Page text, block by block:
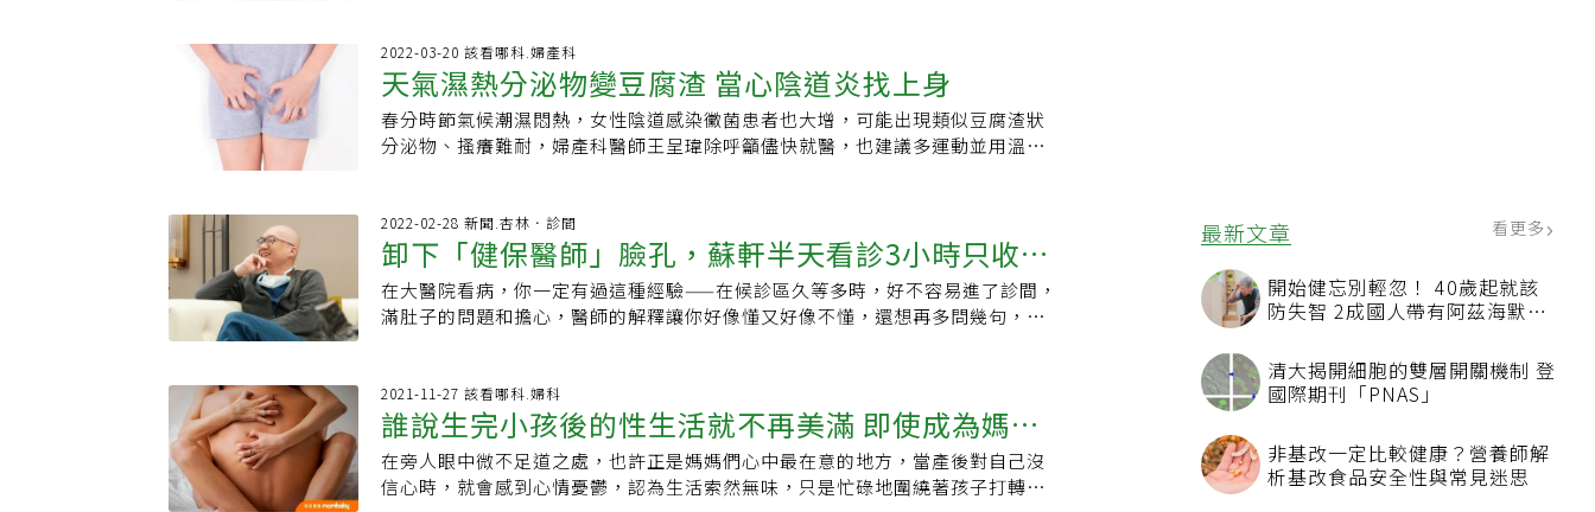
湖分院婦產科主任學歷：台科大應用科學博士班進修國防醫學院醫學系畢業
Podcast工作人員聯合報健康事業部製作人：蔡怡真主持人：周佩怡音訊剪輯：
陳函腳本撰寫：周佩怡音訊錄製：滾宬瑋特別感謝： TFC臺北婦產科診所生殖中
心
終點能連成一串，讓都會的社區民眾可以得到更好、更完整的照顧。」黃元德
說，過去公立醫院較為封閉，有很多需要加強與社區結合。醫院未來將透過網
站、媒體，盼能把正確醫療訊息，無論是健康的概念、疾病治療、醫療新知，以
及疫情、冬天中風高峰期需注意的時事保健議題等，由醫院專家執筆，讓社區民
設計、做PPT，常常去演講就可以用上。「人生為了工作而工作，其實很累，如
果把工作視為一種娛樂，心情就會愉悅。」他說，像接生、看診也很有樂趣，看
診時與病人話家常，候診的病人還會問：「為什麼來看個病好像在跟醫師聊
天？」「健康最重要是笑口常開，保持愉快的心情。」黃元德常跟同仁說，工作
要做得好，第一個要保持正向思考，要有健康的心態，就是高興去做、快樂去
法，沒有太大問題值得困擾。黃元德小檔案．年齡：60歲．現職：衛福部立台中
醫院院長．學歷：中山醫學大學公共衛生博士、中國醫藥大學醫務管理學碩士、
中國醫藥學院醫學士．經歷：衛福部立嘉義醫院院長、部立台中醫院副院長、署
立豐原醫院婦產科、急診科主治醫師、醫務秘書、台北市立忠孝醫院主治醫師．
長。江坤俊醫師除了有高達57萬追蹤者的粉絲專頁，YouTube頻道也有8萬位訂閱
者，同時也有主持電視節目、出書，曝光率及人氣都很高。Icu醫生陳志金陳志金
是奇美醫學中心加護醫學部主治醫師，經常在臉書分享ICU(加護病房)的點點滴
滴、醫療新知、關懷與感動、醫療時事評論，著有《ICU重症醫療現場
1&amp;2》，粉絲專頁「Icu醫生陳志金」有48 萬位追蹤者。陳志金從馬來西亞
切努力仍然無法挽回病人生命時，努力讓家屬不要陷入自責和悔恨，就是他另一
個使命。柚子醫師陳木榮「柚子醫師」陳木榮是開業小兒科醫師，粉絲專頁柚子
醫師的育兒診療室 - Dr.陳木榮醫師有逾22萬人追蹤。「柚子醫師」亦偶爾上節
目，許多觀眾應該對「柚子醫師」不陌生。精神科醫師鄧惠文 知名精神科醫師鄧
字SunGuts「三個字SunGuts」是物理治療師、「三個字物理治療所」院長。身
體痠痛是許多人常發生的症狀，「三個字SunGuts」經常針對大家常遇到的身體
痠痛問題，分享簡單的檢測方式及自救方法，及日常運動保健常識。「三個字
SunGuts」頻道自2010年底成立至今，已有86萬位訂閱者。蒼藍鴿的醫學天地小
兒科醫師吳其穎，從2017年開始經營YouTube「蒼藍鴿的醫學天地」，「蒼藍
台大醫院的網路掛號是「一退一進」，只要有人退掛，就會補加一個進來，但是
後來改掉了，只要掛號額滿，即便有人退掛，也不會再遞補，也就是說，名額被
代掛業者「占掉了就是占掉了。」為什麼取消網路掛號一退一進呢？竟然也是因
為代掛猖獗。台大醫院院方表示，之前有一退一進，就是有一個人退掛，就釋出
在施醫師門診終於不再被占號，真的是因為代掛業者從善如流嗎？還是因為院方
又想到了新的妙招。院方說，目前尚未有新措施。不過，就算有新的做法，要院
方說明也會感到為難，畢竟如果媒體報導得太清楚，代掛業者又會想出破解的招
數，防不勝防。
女。主要與卵巢雌激素有關，經年累月下，雌激素分泌增加，導致肌肉纖維肥
厚，腫瘤也隨之增加。婦產科醫師指出，受到家族基因遺傳影響，若家族中媽
媽、姐姐們患有子宮肌瘤，這時候的妳就比別人容易患有子宮肌瘤。婦產科醫師
進一步解釋，西式食物的引進，吃進過於油膩物、膽固醇攝取過量，造成女性肥
胖，刺激雌激素的增加，更年期後就容易患有子宮肌瘤。另外，未懷孕的三十五
狀態。．經期出血量多 是子宮肌瘤最常見的症狀，如月經週期出血天數突然延
長，月經出血量過多，容易造成病人貧血。．壓迫症狀 當子宮肌瘤壓迫到周圍器
官時，可能引起頻尿、小便失禁及輸尿管水腫等症狀，此外也可能會造成便秘、
下肢水腫等症狀。．扭轉症狀 有蒂的肌瘤若發生扭轉現象，可引起急性腹痛。子
現。2.黏膜下肌瘤往子宮內腔生長，臨床症狀較明顯，常常以經血量增加來表
現。3.肌層內肌瘤位於子宮肌層內，是最常見的肌瘤型態。有子宮肌瘤，會影響
受孕機會嗎？懷孕期間若發現有子宮肌瘤，往往造成心中的恐懼與疑慮，但先別
急著擔心，婦產科醫師解釋，子宮肌瘤是屬於良性肌瘤，會病變成惡性肌瘤的機
率如中樂透一般少之又少，但懷孕時併發子宮肌瘤所造成的影響，也不容小覷。
2022-03-20 該看哪科.婦產科
天氣濕熱分泌物變豆腐渣 當心陰道炎找上身
春分時節氣候潮濕悶熱，女性陰道感染黴菌患者也大增，可能出現類似豆腐渣狀
分泌物、搔癢難耐，婦產科醫師王呈瑋除呼籲儘快就醫，也建議多運動並用溫熱
指出，根據以往經驗，每到這時節，因陰道感染黴菌而就診的女性平均增2到3
成，多數都是念珠菌感染導致發炎、搔癢難耐。王呈瑋解釋，正常女性陰道的分
泌物是無色、無味且清澈的，一旦感染白色念珠菌引起發炎，分泌物就會呈現白
色濃稠狀，有些甚至會像塊狀的豆腐渣或起司狀。不只如此，王呈瑋指出，除了
分泌物異常、出現惡臭，外陰部也可能搔癢或紅腫出血，尤其排尿或性行為時感
加陰道感染發生風險，平時也應維持運動習慣，運動時穿著寬鬆、通風的衣服，
避免太貼身，增加私密部位摩擦。王呈瑋表示，若女性經常月經失調、經痛、分
泌物多，也可能和子宮怕寒冷有關，不妨試試以溫熱水泡腳，藉以活絡、增進體
內循環，幫助排出體內毒素，達到暖宮目的。
2022-02-28 新聞.杏林．診間
卸下「健保醫師」臉孔，蘇軒半天看診3小時只收6
病人！醫病也醫心，讓患者不再焦慮！
在大醫院看病，你一定有過這種經驗——在候診區久等多時，好不容易進了診間，
滿肚子的問題和擔心，醫師的解釋讓你好像懂又好像不懂，還想再多問幾句，但
種選擇。婦產科醫師蘇軒走出框架，以自費模式開設一家不一樣的婦科診所，半
天限收六位病人，在沈靜幽雅的環境中，讓每個求診的女性「慢慢來」。他還開
設臉書粉專「魔人蘇阿軒醫師」，親自執筆，用通俗的文字搭配親手繪製的漫
畫，詳細說明各種婦科問題，致力弭平醫病間對醫學專業的鴻溝，目前已有五萬
多粉絲追蹤。高中三年 打造不受約束的自由靈魂從小生長在一個典型的軍公教家
2021-11-27 該看哪科.婦科
誰說生完小孩後的性生活就不再美滿 即使成為媽咪
也可以很有魅力！
在旁人眼中微不足道之處，也許正是媽媽們心中最在意的地方，當產後對自己沒
信心時，就會感到心情憂鬱，認為生活索然無味，只是忙碌地圍繞著孩子打轉，